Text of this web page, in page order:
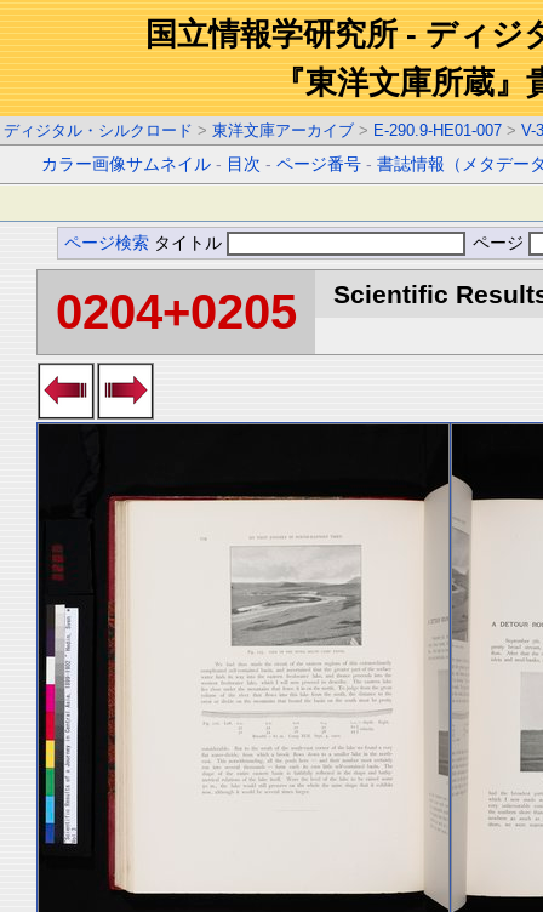
国立情報学研究所 - ディジ
『東洋文庫所蔵』
ディジタル・シルクロード > 東洋文庫アーカイブ > E-290.9-HE01-007 > V-3
カラー画像サムネイル - 目次 -ページ番号 -書誌情報（メタデー
ページ検索 タイトル ページ
0204+0205 Scientific